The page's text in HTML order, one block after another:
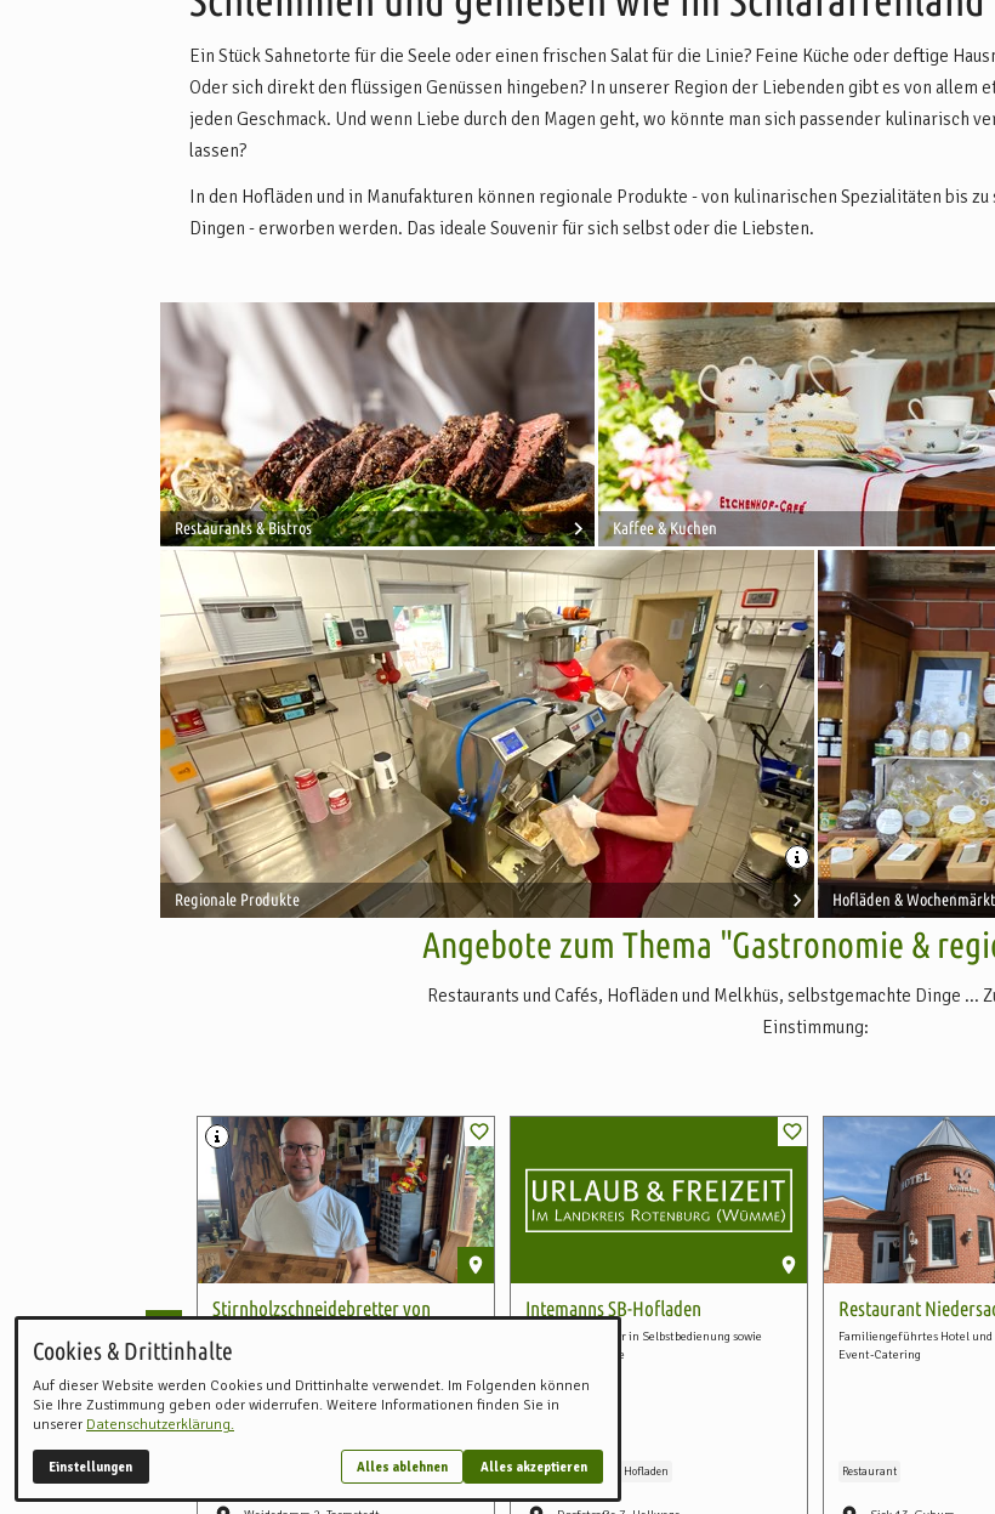
Ein Stück Sahnetorte für die Seele oder einen frischen Salat für die Linie? Feine Küche oder deftige
Oder sich direkt den flüssigen Genüssen hingeben? In unserer Region der Liebenden gibt es von allem
jeden Geschmack. Und wenn Liebe durch den Magen geht, wo könnte man sich passender kulinarisch
lassen?
In den Hofläden und in Manufakturen können regionale Produkte - von kulinarischen Spezialitäten bis zu
Dingen - erworben werden. Das ideale Souvenir für sich selbst oder die Liebsten.
Restaurants & Bistros Kaffee & Kuchen
Regionale Produkte Hofläden &
Angebote zum Thema "Gastronomie &
Restaurants und Cafés, Hofläden und Melkhüs, selbstgemachte Dinge ...
Einstimmung:
Stirnholzschneidebretter von
Handwerk aus Leidenschaft –
Stirnholzschneidebretter aus Tarmstedt
Intemanns SB-Hofladen
Kartoffeln und Eier in Selbstbedienung sowie
saisonale Produkte
Direktvermarkter Hofladen
Restaurant
Familiengeführtes Hotel
Event-Catering
Restaurant
Cookies & Drittinhalte
Auf dieser Website werden Cookies und Drittinhalte verwendet. Im Folgenden können
Sie Ihre Zustimmung geben oder widerrufen. Weitere Informationen finden Sie in
unserer Datenschutzerklärung.
Einstellungen Alles ablehnen Alles akzeptieren